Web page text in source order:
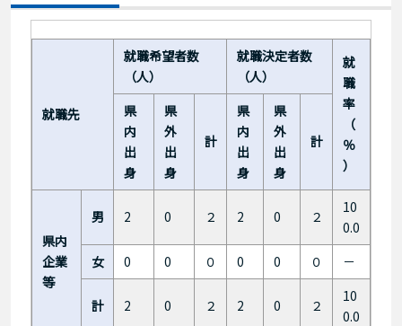
就職先
就職希望者数
（人）
就職決定者数
（人）
就
職
率
（
％
）
県
内
出
身
県
外
出
身
計
県
内
出
身
県
外
出
身
計
県内
企業
等
男 2 0 ２ 2 0 ２
10
0.0
女
0 0 ０ 0 0 ０ －
計 2 0 ２ 2 0 ２
10
0.0